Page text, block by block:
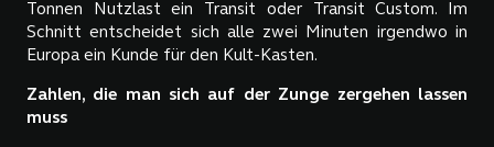
Tonnen Nutzlast ein Transit oder Transit Custom. Im
Schnitt entscheidet sich alle zwei Minuten irgendwo in
Europa ein Kunde für den Kult-Kasten.
Zahlen, die man sich auf der Zunge zergehen lassen
muss